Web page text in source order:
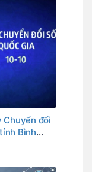
Chuyển đổi
Bình